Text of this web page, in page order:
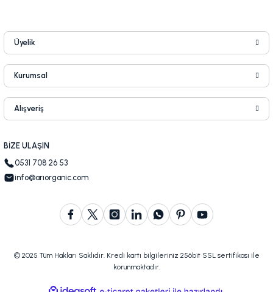
Üyelik
Kurumsal
Alışveriş
BİZE ULAŞIN
0531 708 26 53
info@arıorganic.com
© 2025 Tüm Hakları Saklıdır. Kredi kartı bilgileriniz 256bit SSL sertifikası ile
korunmaktadır.